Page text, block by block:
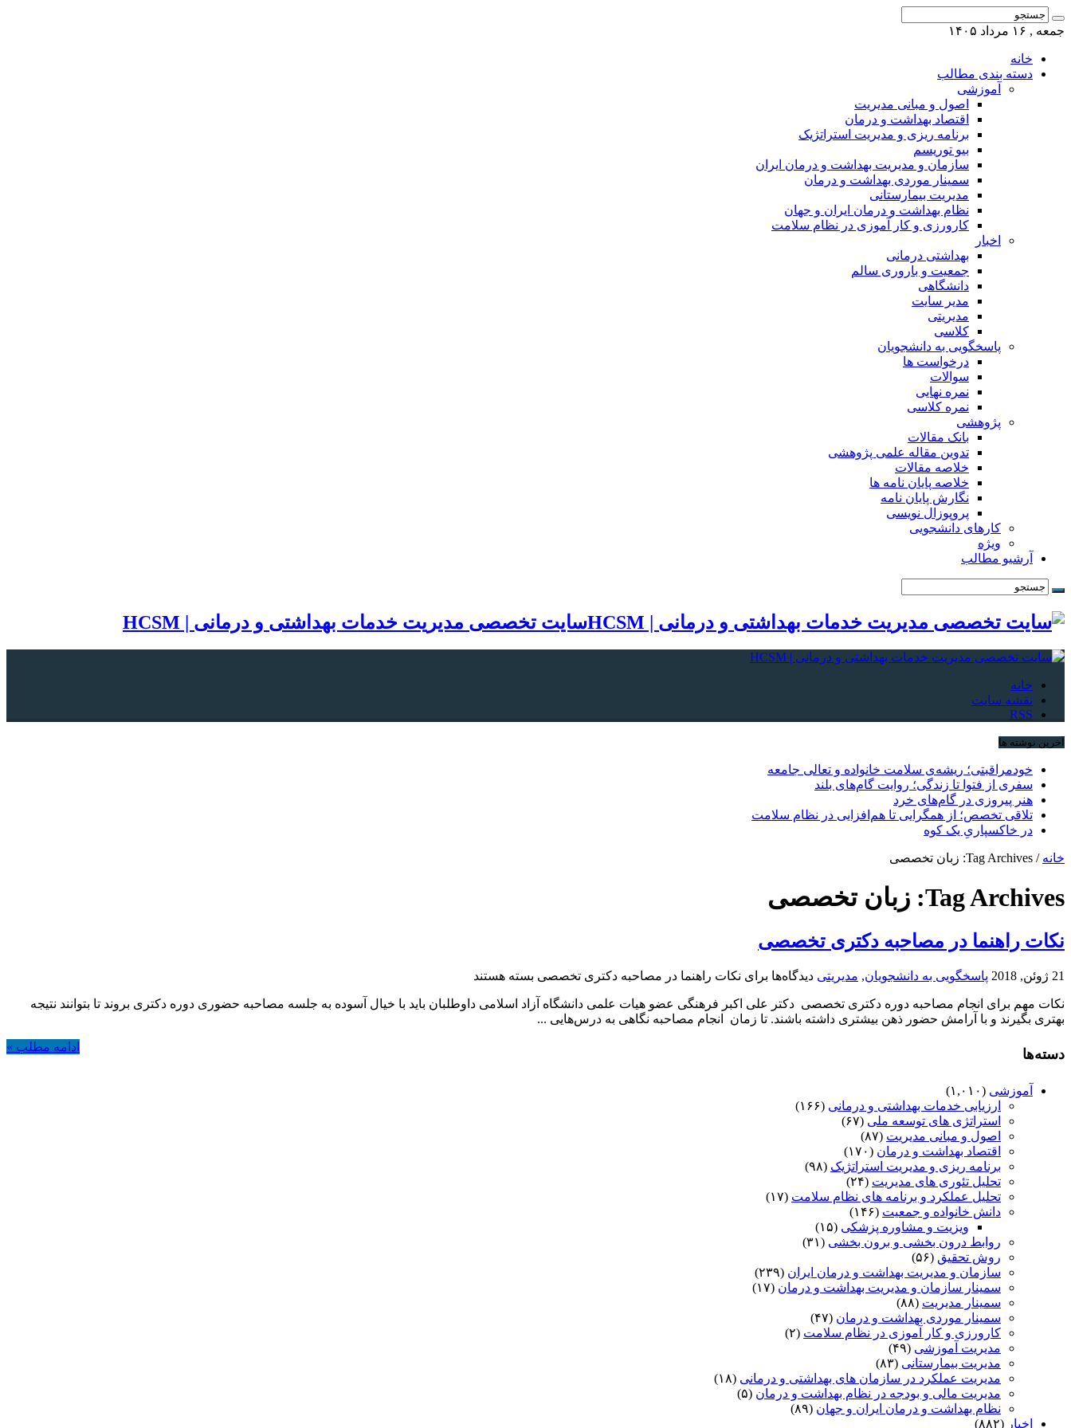
جمعه , ۱۶ مرداد ۱۴۰۵
خانه
دسته بندی مطالب
آموزشی
اصول و مبانی مدیریت
اقتصاد بهداشت و درمان
برنامه ریزی و مدیریت استراتژیک
بیو توریسم
سازمان و مدیریت بهداشت و درمان ایران
سمینار موردی بهداشت و درمان
مدیریت بیمارستانی
نظام بهداشت و درمان ایران و جهان
کارورزی و کار آموزی در نظام سلامت
اخبار
بهداشتی درمانی
جمعیت و باروری سالم
دانشگاهی
مدیر سایت
مدیریتی
کلاسی
پاسخگویی به دانشجویان
درخواست ها
سوالات
نمره نهایی
نمره کلاسی
پژوهشی
بانک مقالات
تدوین مقاله علمی پژوهشی
خلاصه مقالات
خلاصه پایان نامه ها
نگارش پایان نامه
پروپوزال نویسی
کارهای دانشجویی
ویژه
آرشیو مطالب
سایت تخصصی مدیریت خدمات بهداشتی و درمانی | HCSM
خانه
نقشه سایت
RSS
آخرین نوشته ها
خودمراقبتی؛ ریشه‌ی سلامت خانواده و تعالی جامعه
سفری از فتوا تا زندگی؛ روایت گام‌های بلند
هنر پیروزی در گام‌های خرد
تلاقی تخصص؛ از همگرایی تا هم‌افزایی در نظام سلامت
در خاکسپاریِ یک کوه
خانه / Tag Archives: زبان تخصصی
Tag Archives: زبان تخصصی
نکات راهنما در مصاحبه دکتری تخصصی
21 ژوئن, 2018 پاسخگویی به دانشجویان, مدیریتی دیدگاه‌ها برای نکات راهنما در مصاحبه دکتری تخصصی بسته هستند
نکات مهم برای انجام مصاحبه دوره دکتری تخصصی دکتر علی اکبر فرهنگی عضو هیات علمی دانشگاه آزاد اسلامی داوطلبان باید با خیال آسوده به جلسه مصاحبه حضوری دوره دکتری بروند تا بتوانند نتیجه
بهتری بگیرند و با آرامش حضور ذهن بیشتری داشته باشند. تا زمان انجام مصاحبه نگاهی به درس‌هایی ...
ادامه مطلب » دسته‌ها
آموزشی (۱,۰۱۰)
ارزیابی خدمات بهداشتی و درمانی (۱۶۶)
استراتژی های توسعه ملی (۶۷)
اصول و مبانی مدیریت (۸۷)
اقتصاد بهداشت و درمان (۱۷۰)
برنامه ریزی و مدیریت استراتژیک (۹۸)
تحلیل تئوری های مدیریت (۲۴)
تحلیل عملکرد و برنامه های نظام سلامت (۱۷)
دانش خانواده و جمعیت (۱۴۶)
ویزیت و مشاوره پزشکی (۱۵)
روابط درون بخشی و برون بخشی (۳۱)
روش تحقیق (۵۶)
سازمان و مدیریت بهداشت و درمان ایران (۲۳۹)
سمینار سازمان و مدیریت بهداشت و درمان (۱۷)
سمینار مدیریت (۸۸)
سمینار موردی بهداشت و درمان (۴۷)
کارورزی و کار آموزی در نظام سلامت (۲)
مدیریت آموزشی (۴۹)
مدیریت بیمارستانی (۸۳)
مدیریت عملکرد در سازمان های بهداشتی و درمانی (۱۸)
مدیریت مالی و بودجه در نظام بهداشت و درمان (۵)
نظام بهداشت و درمان ایران و جهان (۸۹)
اخبار (۸۸۲)